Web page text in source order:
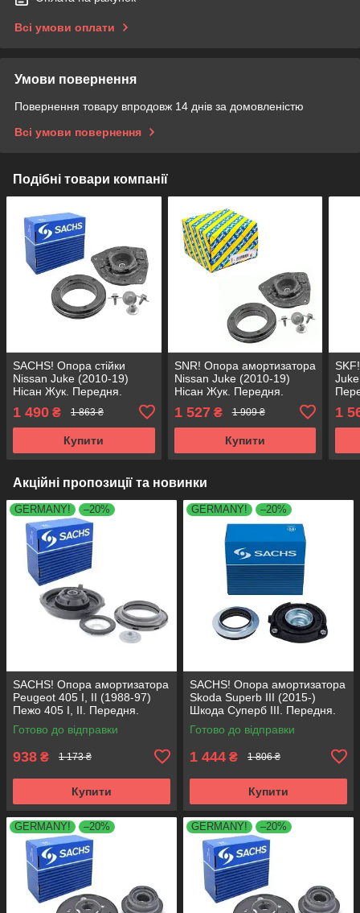
Всі умови оплати
Умови повернення
Повернення товару впродовж 14 днів за домовленістю
Всі умови повернення
Подібні товари компанії
SACHS! Опора стійки
Nissan Juke (2010-19)
Нісан Жук. Передня.
Права. SM1545 , 802524 ,
KB655.45 , VKDA35638
1 490 ₴ 1 863 ₴
Купити
SNR! Опора амортизатора
Nissan Juke (2010-19)
Нісан Жук. Передня.
Права. SM1545 , 802524 ,
KB655.45 , VKDA35638
1 527₴ 1 909 ₴
Купити
1
Акційні пропозиції та новинки
GERMANY! –20%
SACHS! Опора амортизатора
Peugeot 405 I, II (1988-97)
Пежо 405 I, II. Передня.
SM1553 , 803023 , KB659.36 ,
VKDA35336
Готово до відправки
938 ₴ 1 173 ₴
Купити
GERMANY! –20%
SACHS! Опора амортизатора
Skoda Superb III (2015-)
Шкода Суперб III. Передня.
803024 , KB657.27 ,
VKDA35167
Готово до відправки
1 444 ₴ 1 806 ₴
Купити
GERMANY! –20% GERMANY! –20%